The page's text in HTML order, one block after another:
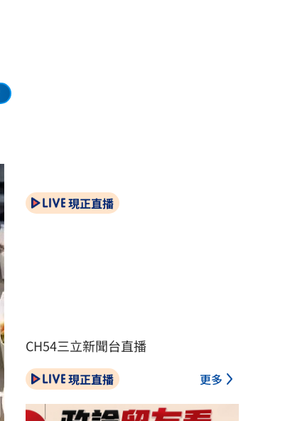
現正直播
CH54三立新聞台直播
現正直播 更多